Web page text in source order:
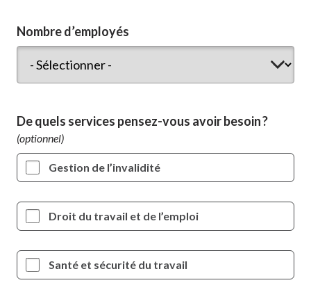
Nombre d’employés
De quels services pensez-vous avoir besoin ?
Gestion de l’invalidité
Droit du travail et de l’emploi
Santé et sécurité du travail